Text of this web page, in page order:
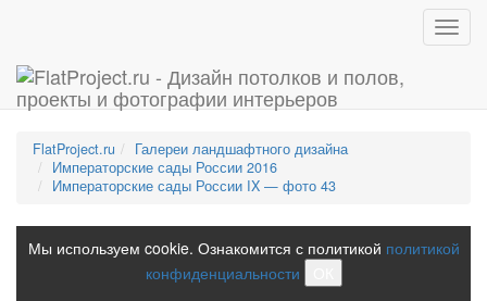
FlatProject.ru
Галереи ландшафтного дизайна
Императорские сады России 2016
Императорские сады России IX — фото 43
Мы используем cookie. Ознакомится с политикой политикой
конфиденциальности